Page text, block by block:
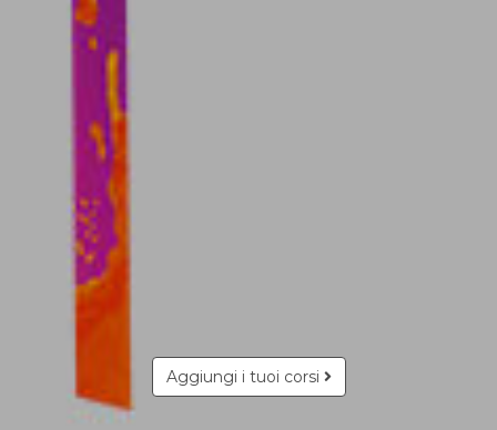
Aggiungi i tuoi corsi